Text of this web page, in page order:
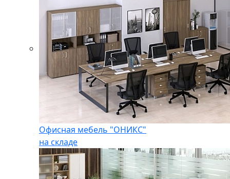
Офисная мебель "ОНИКС"
на складе